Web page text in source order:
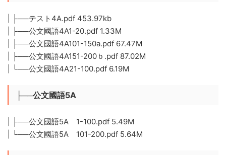
| ├──テスト4A.pdf 453.97kb
| ├──公文國語4A1-20.pdf 1.33M
| ├──公文國語4A101-150a.pdf 67.47M
| ├──公文國語4A151-200ｂ.pdf 87.02M
| └──公文國語4A21-100.pdf 6.19M
├──公文國語5A
| ├──公文國語5A 1-100.pdf 5.49M
| └──公文國語5A 101-200.pdf 5.64M